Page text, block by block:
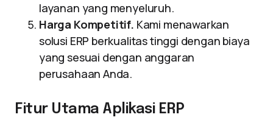
layanan yang menyeluruh.
Harga Kompetitif. Kami menawarkan
solusi ERP berkualitas tinggi dengan biaya
yang sesuai dengan anggaran
perusahaan Anda.
Fitur Utama Aplikasi ERP